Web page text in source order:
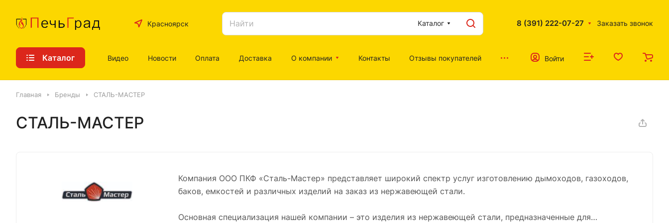
Красноярск Каталог 8 (391) 222-07-27 Заказать звонок
Каталог Видео Новости Оплата Доставка О компании Контакты Отзывы покупателей Войти
Главная Бренды СТАЛЬ-МАСТЕР
СТАЛЬ-МАСТЕР
Компания ООО ПКФ «Сталь-Мастер» представляет широкий спектр услуг изготовлению дымоходов, газоходов,
баков, емкостей и различных изделий на заказ из нержавеющей стали.
Основная специализация нашей компании – это изделия из нержавеющей стали, предназначенные для